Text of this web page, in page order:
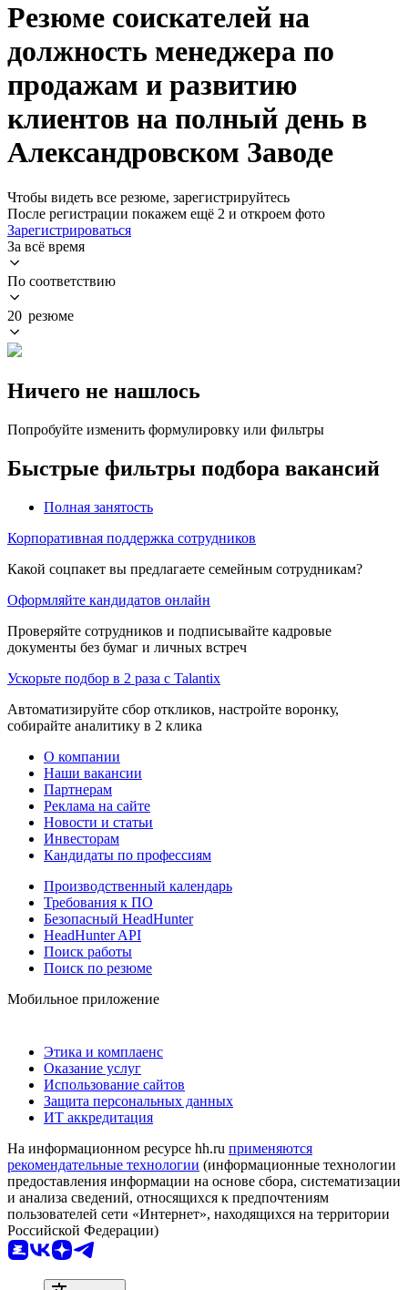
Резюме соискателей на
должность менеджера по
продажам и развитию
клиентов на полный день в
Александровском Заводе
Чтобы видеть все резюме, зарегистрируйтесь
После регистрации покажем ещё 2 и откроем фото
Зарегистрироваться
За всё время
По соответствию
20 резюме
Ничего не нашлось
Попробуйте изменить формулировку или фильтры
Быстрые фильтры подбора вакансий
Полная занятость
Корпоративная поддержка сотрудников
Какой соцпакет вы предлагаете семейным сотрудникам?
Оформляйте кандидатов онлайн
Проверяйте сотрудников и подписывайте кадровые
документы без бумаг и личных встреч
Ускорьте подбор в 2 раза с Talantix
Автоматизируйте сбор откликов, настройте воронку,
собирайте аналитику в 2 клика
О компании
Наши вакансии
Партнерам
Реклама на сайте
Новости и статьи
Инвесторам
Кандидаты по профессиям
Производственный календарь
Требования к ПО
Безопасный HeadHunter
HeadHunter API
Поиск работы
Поиск по резюме
Мобильное приложение
Этика и комплаенс
Оказание услуг
Использование сайтов
Защита персональных данных
ИТ аккредитация
На информационном ресурсе hh.ru применяются
рекомендательные технологии (информационные технологии
предоставления информации на основе сбора, систематизации
и анализа сведений, относящихся к предпочтениям
пользователей сети «Интернет», находящихся на территории
Российской Федерации)